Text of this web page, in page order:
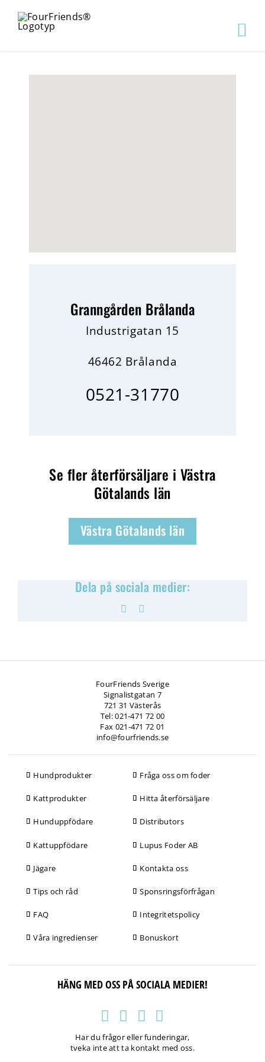
Granngården Brålanda
Industrigatan 15
46462 Brålanda
0521-31770
Se fler återförsäljare i Västra
Götalands län
Västra Götalands län
Dela på sociala medier:
Facebook
FourFriends Sverige
Signalistgatan 7
721 31 Västerås
Tel: 021-471 72 00
Fax 021-471 72 01
info@fourfriends.se
Hundprodukter
Kattprodukter
Hunduppfödare
Kattuppfödare
Jägare
Tips och råd
FAQ
Våra ingredienser
Fråga oss om foder
Hitta återförsäljare
Distributors
Lupus Foder AB
Kontakta oss
Sponsringsförfrågan
Integritetspolicy
Bonuskort
HÄNG MED OSS PÅ SOCIALA MEDIER!
Har du frågor eller funderingar,
tveka inte att ta kontakt med oss.